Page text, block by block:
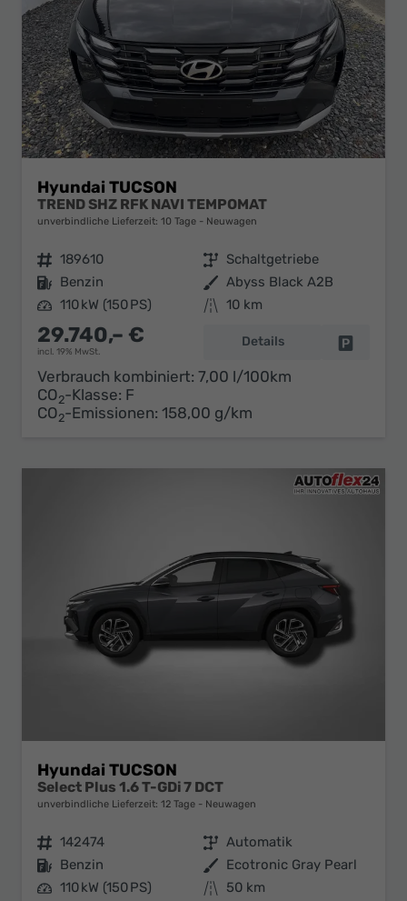
Hyundai TUCSON
TREND SHZ RFK NAVI TEMPOMAT
unverbindliche Lieferzeit: 10 Tage Neuwagen
Fahrzeugnr. 189610 Getriebe Schaltgetriebe
Kraftstoff Benzin Außenfarbe Abyss Black A2B
Leistung 110 kW (150 PS) Kilometerstand 10 km
29.740,– €
incl. 19% MwSt.
Details
Verbrauch kombiniert: 7,00 l/100km
CO2-Klasse: F
CO2-Emissionen: 158,00 g/km
Hyundai TUCSON
Select Plus 1.6 T-GDi 7 DCT
unverbindliche Lieferzeit: 12 Tage Neuwagen
Fahrzeugnr. 142474 Getriebe Automatik
Kraftstoff Benzin Außenfarbe Ecotronic Gray Pearl
Leistung 110 kW (150 PS) Kilometerstand
50 km